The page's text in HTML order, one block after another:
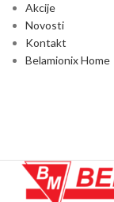
Akcije
Novosti
Kontakt
Belamionix Home